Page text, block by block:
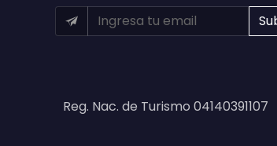
Reg. Nac. de Turismo 04140391107